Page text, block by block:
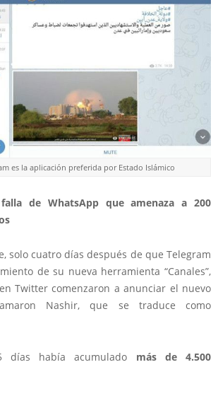
es la aplicación preferida por Estado Islámico
de WhatsApp que amenaza a 200
solo cuatro días después de que Telegram
de su nueva herramienta “Canales”,
Twitter comenzaron a anunciar el nuevo
Nashir, que se traduce como
días había acumulado más de 4.500